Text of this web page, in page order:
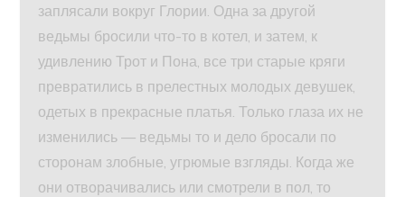
заплясали вокруг Глории. Одна за другой
ведьмы бросили что-то в котел, и затем, к
удивлению Трот и Пона, все три старые кряги
превратились в прелестных молодых девушек,
одетых в прекрасные платья. Только глаза их не
изменились — ведьмы то и дело бросали по
сторонам злобные, угрюмые взгляды. Когда же
они отворачивались или смотрели в пол, то